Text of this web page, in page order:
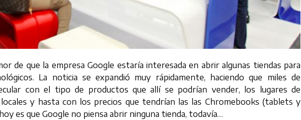
de que la empresa Google estaría interesada en abrir algunas tiendas para
La noticia se expandió muy rápidamente, haciendo que miles de
con el tipo de productos que allí se podrían vender, los lugares de
y hasta con los precios que tendrían las las Chromebooks (tablets y
es que Google no piensa abrir ninguna tienda, todavía…